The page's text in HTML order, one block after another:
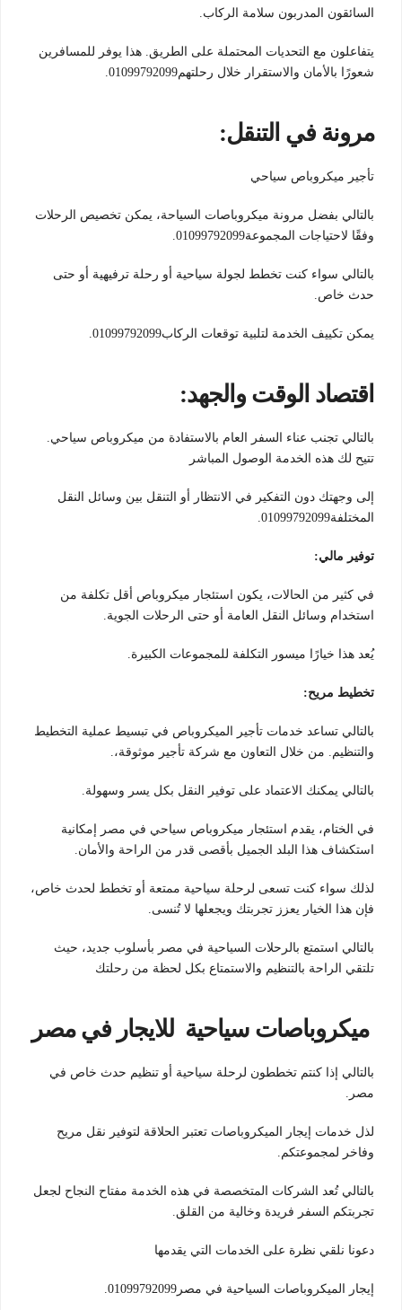
السائقون المدربون سلامة الركاب.
يتفاعلون مع التحديات المحتملة على الطريق. هذا يوفر للمسافرين
شعورًا بالأمان والاستقرار خلال رحلتهم01099792099.
مرونة في التنقل:
تأجير ميكروباص سياحي
بالتالي بفضل مرونة ميكروباصات السياحة، يمكن تخصيص الرحلات
وفقًا لاحتياجات المجموعة01099792099.
بالتالي سواء كنت تخطط لجولة سياحية أو رحلة ترفيهية أو حتى
حدث خاص.
يمكن تكييف الخدمة لتلبية توقعات الركاب01099792099.
اقتصاد الوقت والجهد:
بالتالي تجنب عناء السفر العام بالاستفادة من ميكروباص سياحي.
تتيح لك هذه الخدمة الوصول المباشر
إلى وجهتك دون التفكير في الانتظار أو التنقل بين وسائل النقل
المختلفة01099792099.
توفير مالي:
في كثير من الحالات، يكون استئجار ميكروباص أقل تكلفة من
استخدام وسائل النقل العامة أو حتى الرحلات الجوية.
يُعد هذا خيارًا ميسور التكلفة للمجموعات الكبيرة.
تخطيط مريح:
بالتالي تساعد خدمات تأجير الميكروباص في تبسيط عملية التخطيط
والتنظيم. من خلال التعاون مع شركة تأجير موثوقة،.
بالتالي يمكنك الاعتماد على توفير النقل بكل يسر وسهولة.
في الختام، يقدم استئجار ميكروباص سياحي في مصر إمكانية
استكشاف هذا البلد الجميل بأقصى قدر من الراحة والأمان.
لذلك سواء كنت تسعى لرحلة سياحية ممتعة أو تخطط لحدث خاص،
فإن هذا الخيار يعزز تجربتك ويجعلها لا تُنسى.
بالتالي استمتع بالرحلات السياحية في مصر بأسلوب جديد، حيث
تلتقي الراحة بالتنظيم والاستمتاع بكل لحظة من رحلتك
ميكروباصات سياحية للايجار في مصر
بالتالي إذا كنتم تخططون لرحلة سياحية أو تنظيم حدث خاص في
مصر.
لذل خدمات إيجار الميكروباصات تعتبر الحلاقة لتوفير نقل مريح
وفاخر لمجموعتكم.
بالتالي تُعد الشركات المتخصصة في هذه الخدمة مفتاح النجاح لجعل
تجربتكم السفر فريدة وخالية من القلق.
دعونا نلقي نظرة على الخدمات التي يقدمها
إيجار الميكروباصات السياحية في مصر01099792099.